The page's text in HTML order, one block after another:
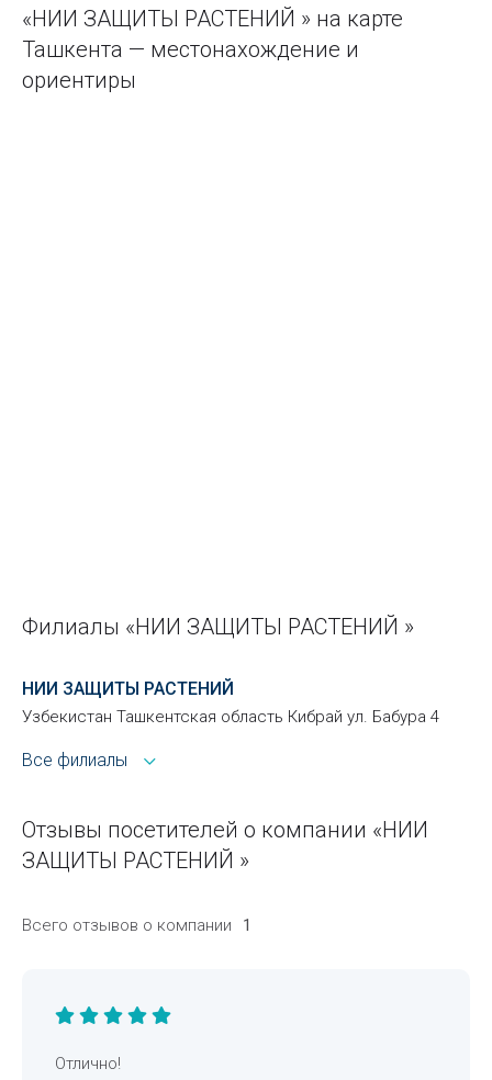
«НИИ ЗАЩИТЫ РАСТЕНИЙ » на карте
Ташкента — местонахождение и
ориентиры
Филиалы «НИИ ЗАЩИТЫ РАСТЕНИЙ »
НИИ ЗАЩИТЫ РАСТЕНИЙ
Узбекистан Ташкентская область Кибрай ул. Бабура 4
Все филиалы
Отзывы посетителей о компании «НИИ
ЗАЩИТЫ РАСТЕНИЙ »
Всего отзывов о компании 1
Отлично!